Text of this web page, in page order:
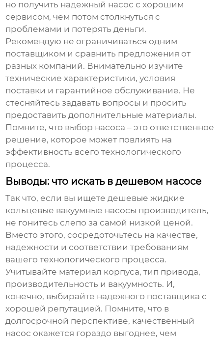
но получить надежный насос с хорошим
сервисом, чем потом столкнуться с
проблемами и потерять деньги.
Рекомендую не ограничиваться одним
поставщиком и сравнить предложения от
разных компаний. Внимательно изучите
технические характеристики, условия
поставки и гарантийное обслуживание. Не
стесняйтесь задавать вопросы и просить
предоставить дополнительные материалы.
Помните, что выбор насоса – это ответственное
решение, которое может повлиять на
эффективность всего технологического
процесса.
Выводы: что искать в дешевом насосе
Так что, если вы ищетедешевые жидкие
кольцевые вакуумные насосы производитель,
не гонитесь слепо за самой низкой ценой.
Вместо этого, сосредоточьтесь на качестве,
надежности и соответствии требованиям
вашего технологического процесса.
Учитывайте материал корпуса, тип привода,
производительность и вакуумность. И,
конечно, выбирайте надежного поставщика с
хорошей репутацией. Помните, что в
долгосрочной перспективе, качественный
насос окажется гораздо выгоднее, чем